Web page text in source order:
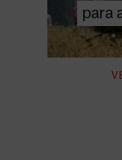
para
DOE
AGORA